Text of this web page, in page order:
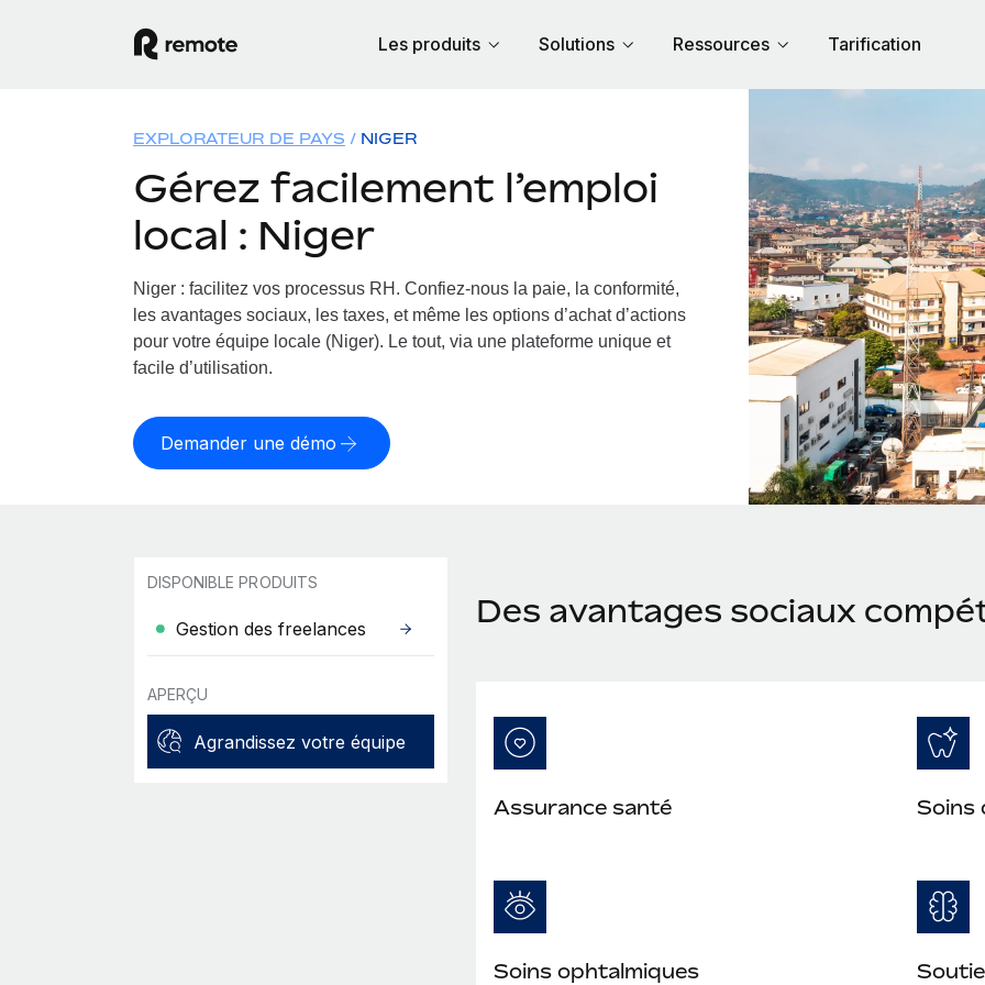
Les produits Solutions Ressources Tarification
EXPLORATEUR DE PAYS NIGER
Gérez facilement l’emploi
local : Niger
Niger : facilitez vos processus RH. Confiez-nous la paie, la conformité,
les avantages sociaux, les taxes, et même les options d’achat d’actions
pour votre équipe locale (Niger). Le tout, via une plateforme unique et
facile d’utilisation.
Demander une démo
DISPONIBLE PRODUITS
Gestion des freelances
APERÇU
Agrandissez votre équipe
Des avantages sociaux
Assurance santé Soins
Soins ophtalmiques